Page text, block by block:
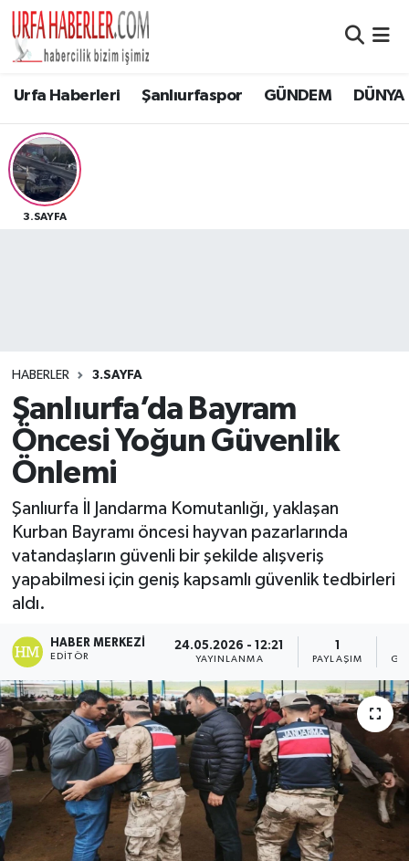
Urfa Haberleri Şanlıurfaspor GÜNDEM DÜNYA
3.SAYFA
HABERLER 3.SAYFA
Şanlıurfa’da Bayram
Öncesi Yoğun Güvenlik
Önlemi
Şanlıurfa İl Jandarma Komutanlığı, yaklaşan
Kurban Bayramı öncesi hayvan pazarlarında
vatandaşların güvenli bir şekilde alışveriş
yapabilmesi için geniş kapsamlı güvenlik tedbirleri
aldı.
HABER MERKEZI
EDITÖR
24.05.2026 - 12:21
YAYINLANMA
1
PAYLAŞIM
Şanlıurfa Nöbetçi Eczaneler
Şanlıurfa Namaz Vakitleri
Şanlıurfa Trafik Yoğunluk Haritası
Haber Arşivi